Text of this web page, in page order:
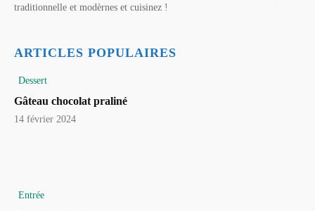
traditionnelle et modèrnes et cuisinez !
ARTICLES POPULAIRES
Dessert
Gâteau chocolat praliné
14 février 2024
Entrée